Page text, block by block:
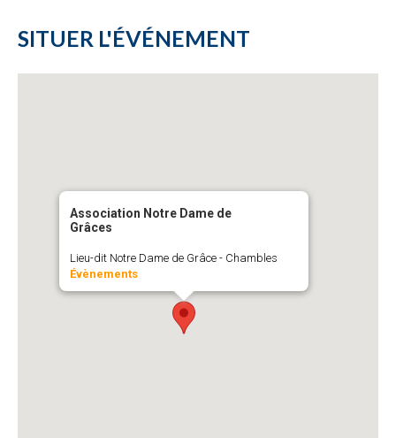
SITUER L'ÉVÉNEMENT
Association Notre Dame de
Grâces
Lieu-dit Notre Dame de Grâce - Chambles
Évènements